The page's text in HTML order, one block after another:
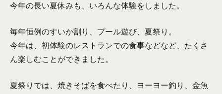
今年の長い夏休みも、いろんな体験をしました。
毎年恒例のすいか割り、プール遊び、夏祭り。
今年は、初体験のレストランでの食事などなど、たくさ
ん楽しむことができました。
夏祭りでは、焼きそばを食べたり、ヨーヨー釣り、金魚